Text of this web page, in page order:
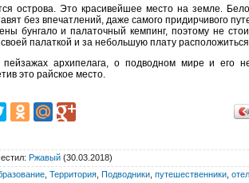
острова. Это красивейшее место на земле.
без впечатлений, даже самого придирчивого
бунгало и палаточный кемпинг, поэтому не
палаткой и за небольшую плату
архипелага, о подводном мире и его
это райское место.
: Ржавый (30.03.2018)
Территория Подводники путешественники